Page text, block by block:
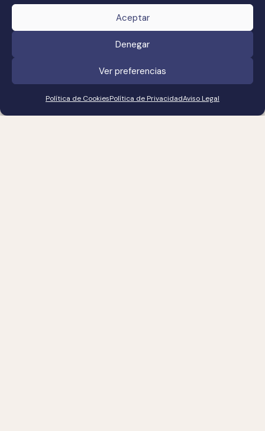
Aceptar
Denegar
Ver preferencias
Política de CookiesPolítica de PrivacidadAviso Legal